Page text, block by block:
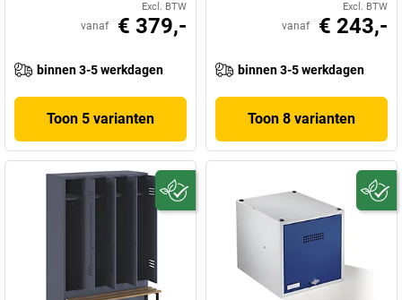
Excl. BTW
vanaf € 379,-
binnen 3-5 werkdagen
Toon 5 varianten
Excl. BTW
vanaf € 243,-
binnen 3-5 werkdagen
Toon 8 varianten